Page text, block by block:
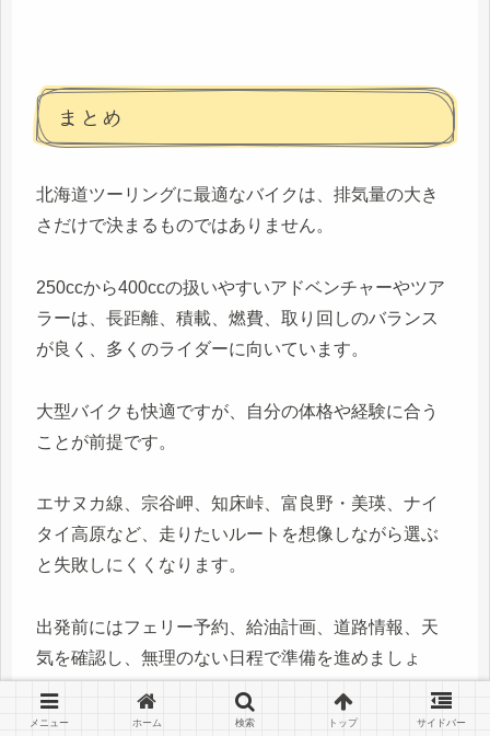
まとめ
北海道ツーリングに最適なバイクは、排気量の大き
さだけで決まるものではありません。
250ccから400ccの扱いやすいアドベンチャーやツア
ラーは、長距離、積載、燃費、取り回しのバランス
が良く、多くのライダーに向いています。
大型バイクも快適ですが、自分の体格や経験に合う
ことが前提です。
エサヌカ線、宗谷岬、知床峠、富良野・美瑛、ナイ
タイ高原など、走りたいルートを想像しながら選ぶ
と失敗しにくくなります。
出発前にはフェリー予約、給油計画、道路情報、天
気を確認し、無理のない日程で準備を進めましょ
メニュー ホーム 検索 トップ サイドバー